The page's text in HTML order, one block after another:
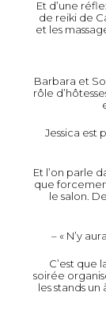
Et d’une
de reiki de
et les
Barbara et
rôle
Jessica est
Et l’on parle
que
le salon.
– « N’y
C’est que
soirée
les stands